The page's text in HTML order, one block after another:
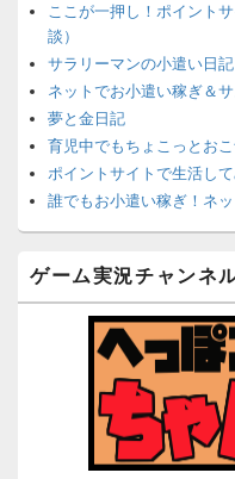
ここが一押し！ポイント
談）
サラリーマンの小遣い日記
ネットでお小遣い稼ぎ＆
夢と金日記
育児中でもちょこっとお
ポイントサイトで生活し
誰でもお小遣い稼ぎ！ネ
ネットで簡単にお小遣い
ポイントがお金に！？-空
在宅deお小遣い！～小銭
ネット収入攻略ナビ
ポイントサイトは安全？
ゲーム実況チャンネ